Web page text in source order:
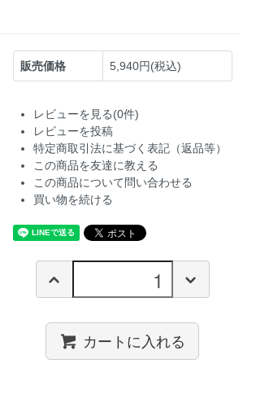
販売価格 5,940円(税込)
レビューを見る(0件)
レビューを投稿
特定商取引法に基づく表記（返品等）
この商品を友達に教える
この商品について問い合わせる
買い物を続ける
カートに入れる